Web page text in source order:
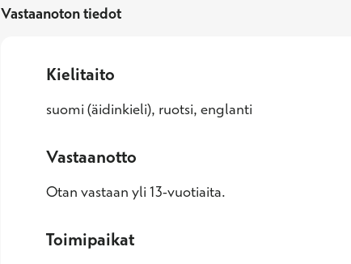
Vastaanoton tiedot
Kielitaito
suomi (äidinkieli), ruotsi, englanti
Vastaanotto
Otan vastaan yli 13-vuotiaita.
Toimipaikat